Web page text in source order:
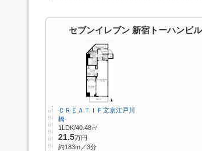
セブンイレブン 新宿トーハンビ
ＣＲＥＡＴＩＦ文京江戸川
橋
1LDK/40.48㎡
21.5万円
約183m／3分